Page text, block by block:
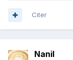
Citer
Nanil